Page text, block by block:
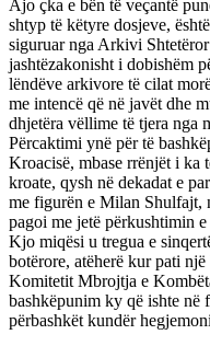
Ajo çka e bën të veçantë
shtyp të këtyre dosjeve,
siguruar nga Arkivi
jashtëzakonisht i dobishëm
lëndëve arkivore të cilat
me intencë që në javët dhe
dhjetëra vëllime të tjera nga
Përcaktimi ynë për të
Kroacisë, mbase rrënjët i ka
kroate, qysh në dekadat e
me figurën e Milan Shulfajt,
pagoi me jetë përkushtimin
Kjo miqësi u tregua e
botërore, atëherë kur pati
Komitetit Mbrojtja e
bashkëpunim ky që ishte në
përbashkët kundër